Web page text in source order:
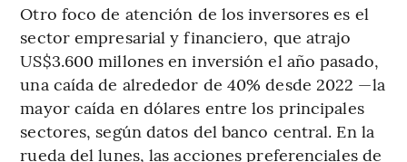
Otro foco de atención de los inversores es el
sector empresarial y financiero, que atrajo
US$3.600 millones en inversión el año pasado,
una caída de alrededor de 40% desde 2022 —la
mayor caída en dólares entre los principales
sectores, según datos del banco central. En la
rueda del lunes, las acciones preferenciales de